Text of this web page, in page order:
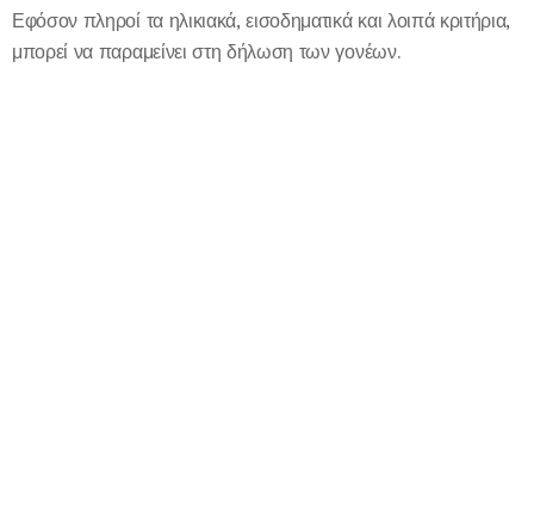
Εφόσον πληροί τα ηλικιακά, εισοδηματικά και λοιπά κριτήρια,
μπορεί να παραμείνει στη δήλωση των γονέων.